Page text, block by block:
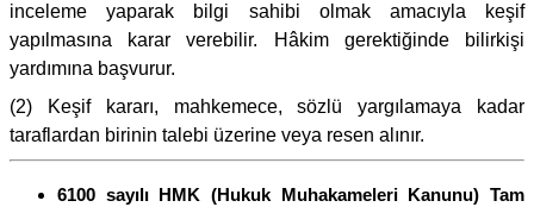
inceleme yaparak bilgi sahibi olmak amacıyla keşif
yapılmasına karar verebilir. Hâkim gerektiğinde bilirkişi
yardımına başvurur.
(2) Keşif kararı, mahkemece, sözlü yargılamaya kadar
taraflardan birinin talebi üzerine veya resen alınır.
6100 sayılı HMK (Hukuk Muhakameleri Kanunu) Tam